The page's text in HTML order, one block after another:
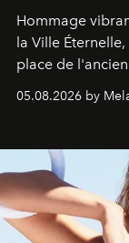
Hommage
la Ville
place de
05.08.2026 by